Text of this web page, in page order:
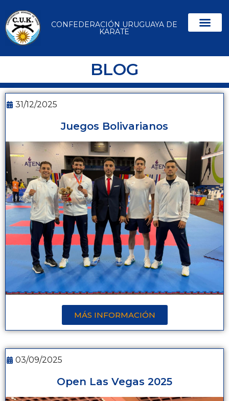
CONFEDERACIÓN URUGUAYA DE
KARATE
BLOG
31/12/2025
Juegos Bolivarianos
MÁS INFORMACIÓN
03/09/2025
Open Las Vegas 2025